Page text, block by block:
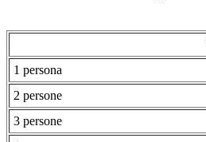
1 persona
2 persone
3 persone